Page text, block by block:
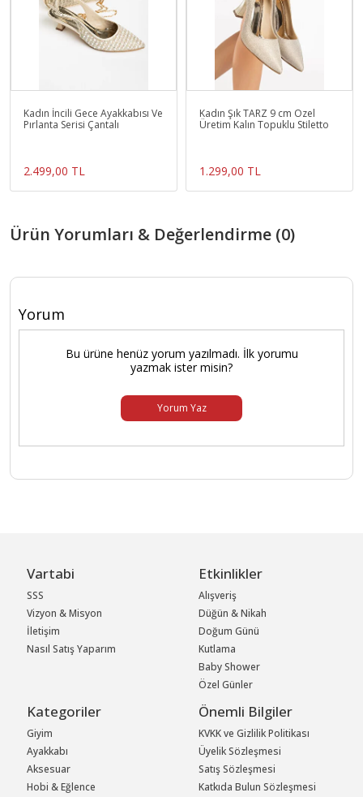
Kadın İncili Gece Ayakkabısı Ve
Pırlanta Serisi Çantalı
2.499,00 TL
Kadın Şık TARZ 9 cm Özel
Üretim Kalın Topuklu Stiletto
1.299,00 TL
Ürün Yorumları & Değerlendirme (0)
Yorum
Bu ürüne henüz yorum yazılmadı. İlk yorumu
yazmak ister misin?
Yorum Yaz
Vartabi
SSS
Vizyon & Misyon
İletişim
Nasıl Satış Yaparım
Etkinlikler
Alışveriş
Düğün & Nikah
Doğum Günü
Kutlama
Baby Shower
Özel Günler
Kategoriler
Giyim
Ayakkabı
Aksesuar
Hobi & Eğlence
Önemli Bilgiler
KVKK ve Gizlilik Politikası
Üyelik Sözleşmesi
Satış Sözleşmesi
Katkıda Bulun Sözleşmesi